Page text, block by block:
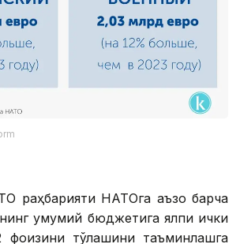
раҳбарияти НАТОга аъзо барча
умумий бюджетига ялпи ички
фоизини тўлашини таъминлашга